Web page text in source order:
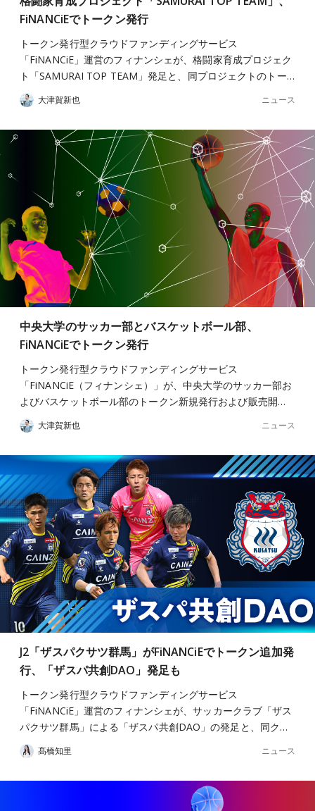
FiNANCiEでトークン発行
トークン発行型クラウドファンディングサービス
「FiNANCiE」運営のフィナンシェが、格闘家育成プロジェク
ト「SAMURAI TOP TEAM」発足と、同プロジェクトのトー…
大津賀新也 ニュース
中央大学のサッカー部とバスケットボール部、
FiNANCiEでトークン発行
トークン発行型クラウドファンディングサービス
「FiNANCiE（フィナンシェ）」が、中央大学のサッカー部お
よびバスケットボール部のトークン新規発行および販売開…
大津賀新也 ニュース
J2「ザスパクサツ群馬」がFiNANCiEでトークン追加発
行、「ザスパ共創DAO」発足も
トークン発行型クラウドファンディングサービス
「FiNANCiE」運営のフィナンシェが、サッカークラブ「ザス
パクサツ群馬」による「ザスパ共創DAO」の発足と、同ク…
髙橋知里 ニュース